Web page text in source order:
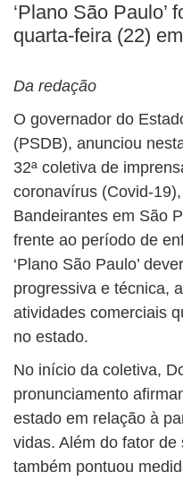
‘Plano São Paulo’
quarta-feira (22)
Da redação
O governador do
(PSDB), anunciou
32ª coletiva de
coronavírus (Covid-
Bandeirantes em São
frente ao período de
‘Plano São Paulo’
progressiva e técnica,
atividades comerciais
no estado.
No início da coletiva,
pronunciamento
estado em relação à
vidas. Além do fator
também pontuou